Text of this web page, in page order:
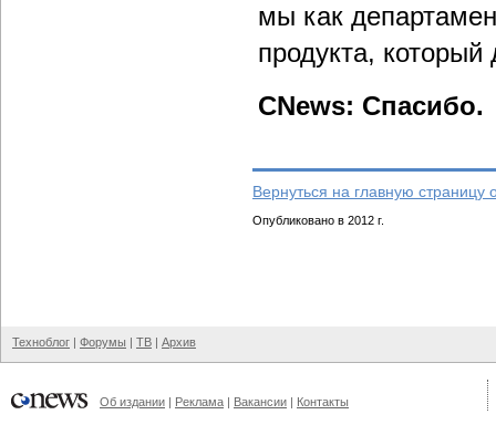
мы как
продукта, который
CNews: Спасибо.
Вернуться на главную страницу
Опубликовано в 2012 г.
Техноблог | Форумы | ТВ | Архив
Об издании | Реклама | Вакансии | Контакты